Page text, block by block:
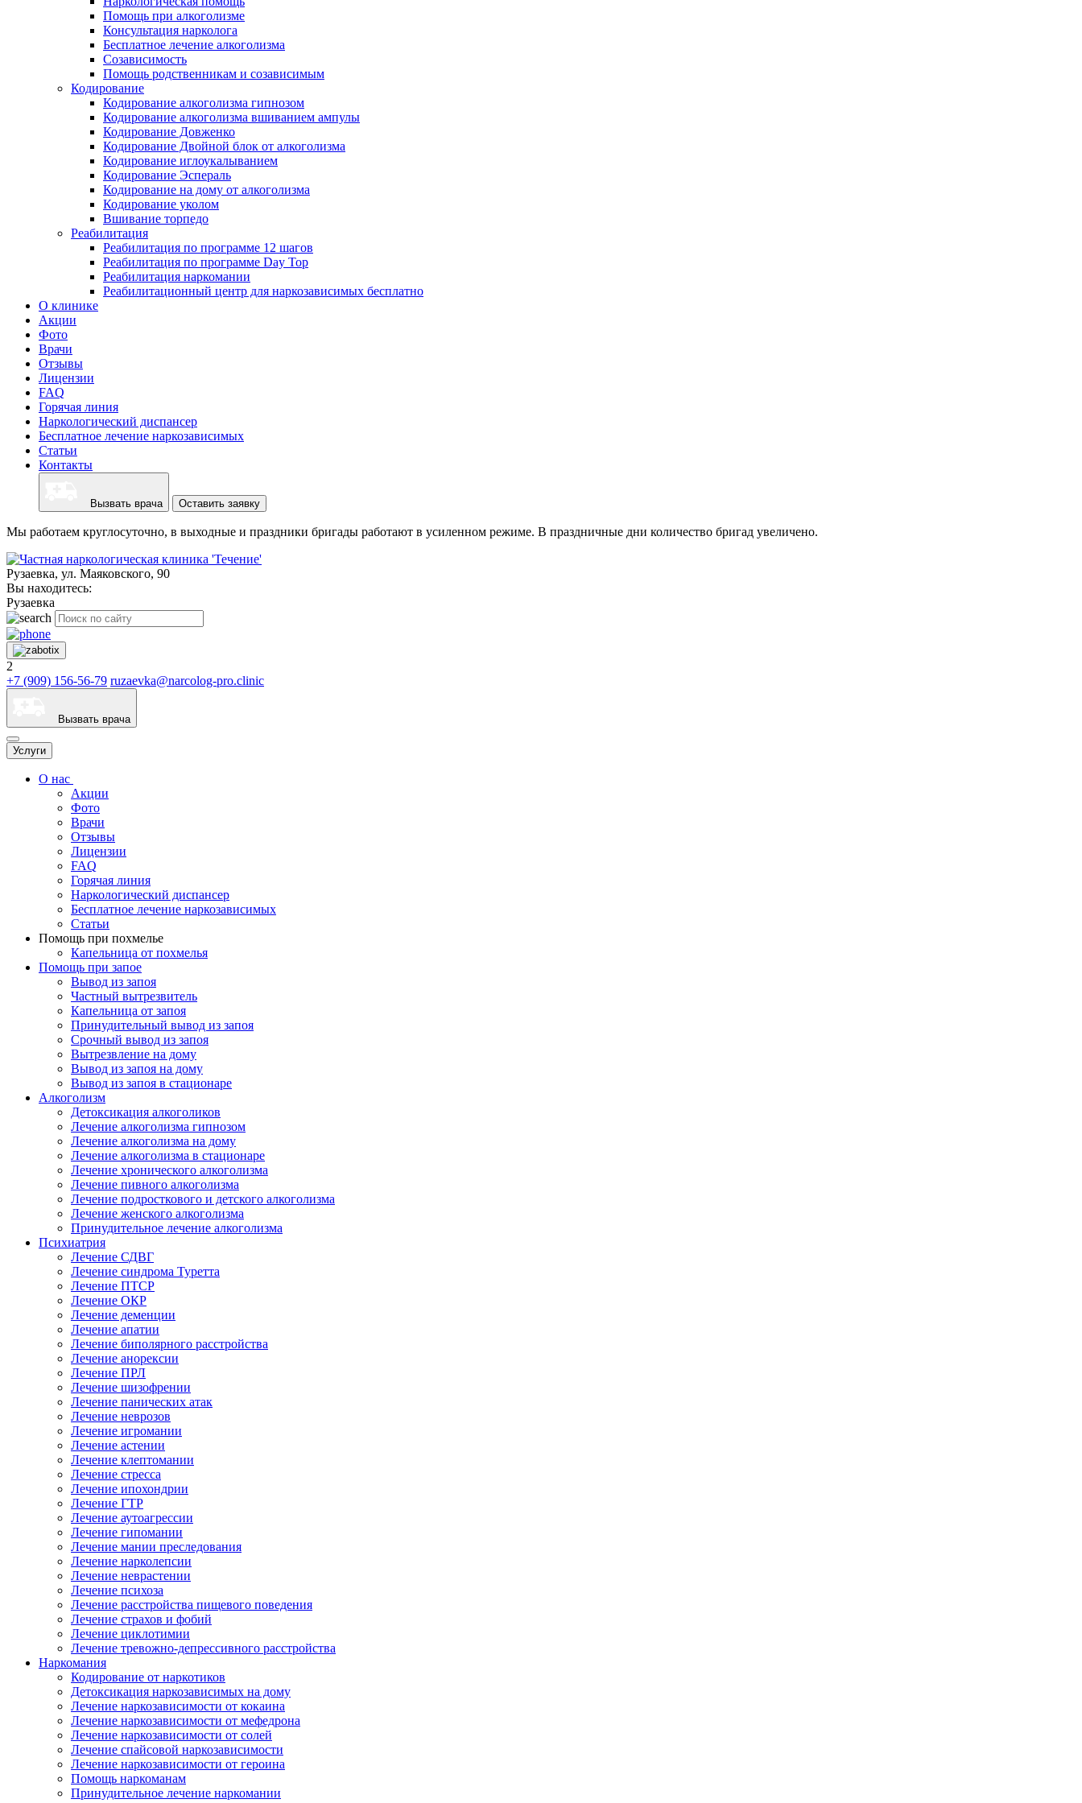
Помощь при алкоголизме
Консультация нарколога
Бесплатное лечение алкоголизма
Созависимость
Помощь родственникам и созависимым
Кодирование
Кодирование алкоголизма гипнозом
Кодирование алкоголизма вшиванием ампулы
Кодирование Довженко
Кодирование Двойной блок от алкоголизма
Кодирование иглоукалыванием
Кодирование Эспераль
Кодирование на дому от алкоголизма
Кодирование уколом
Вшивание торпедо
Реабилитация
Реабилитация по программе 12 шагов
Реабилитация по программе Day Top
Реабилитация наркомании
Реабилитационный центр для наркозависимых бесплатно
О клинике
Акции
Фото
Врачи
Отзывы
Лицензии
FAQ
Горячая линия
Наркологический диспансер
Бесплатное лечение наркозависимых
Статьи
Контакты
Вызвать врача Оставить заявку
Мы работаем круглосуточно, в выходные и праздники бригады работают в усиленном режиме. В праздничные дни количество бригад увеличено.
Рузаевка, ул. Маяковского, 90
Вы находитесь:
Рузаевка
2
+7 (909) 156-56-79 ruzaevka@narcolog-pro.clinic
Вызвать врача
Услуги
О нас
Акции
Фото
Врачи
Отзывы
Лицензии
FAQ
Горячая линия
Наркологический диспансер
Бесплатное лечение наркозависимых
Статьи
Помощь при похмелье
Капельница от похмелья
Помощь при запое
Вывод из запоя
Частный вытрезвитель
Капельница от запоя
Принудительный вывод из запоя
Срочный вывод из запоя
Вытрезвление на дому
Вывод из запоя на дому
Вывод из запоя в стационаре
Алкоголизм
Детоксикация алкоголиков
Лечение алкоголизма гипнозом
Лечение алкоголизма на дому
Лечение алкоголизма в стационаре
Лечение хронического алкоголизма
Лечение пивного алкоголизма
Лечение подросткового и детского алкоголизма
Лечение женского алкоголизма
Принудительное лечение алкоголизма
Психиатрия
Лечение СДВГ
Лечение синдрома Туретта
Лечение ПТСР
Лечение ОКР
Лечение деменции
Лечение апатии
Лечение биполярного расстройства
Лечение анорексии
Лечение ПРЛ
Лечение шизофрении
Лечение панических атак
Лечение неврозов
Лечение игромании
Лечение астении
Лечение клептомании
Лечение стресса
Лечение ипохондрии
Лечение ГТР
Лечение аутоагрессии
Лечение гипомании
Лечение мании преследования
Лечение нарколепсии
Лечение неврастении
Лечение психоза
Лечение расстройства пищевого поведения
Лечение страхов и фобий
Лечение циклотимии
Лечение тревожно-депрессивного расстройства
Наркомания
Кодирование от наркотиков
Детоксикация наркозависимых на дому
Лечение наркозависимости от кокаина
Лечение наркозависимости от мефедрона
Лечение наркозависимости от солей
Лечение спайсовой наркозависимости
Лечение наркозависимости от героина
Помощь наркоманам
Принудительное лечение наркомании